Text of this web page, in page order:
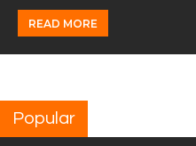
READ MORE
Popular